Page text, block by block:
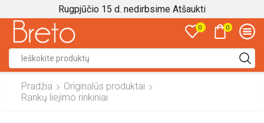
Rugpjūčio 15 d. nedirbsime Atšaukti
0 0
input
Pradžia
Originalūs produktai
Rankų liejimo rinkiniai